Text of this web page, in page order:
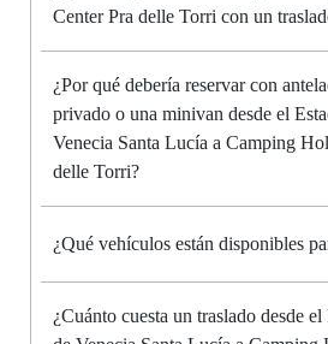
Center Pra delle Torri con un
¿Por qué debería reservar con
privado o una minivan desde el
Venecia Santa Lucía a Camping
delle Torri?
¿Qué vehículos están disponibles
¿Cuánto cuesta un traslado desde